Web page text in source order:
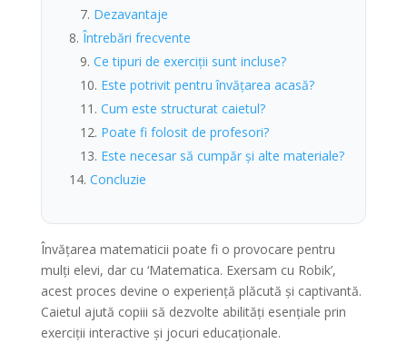
Dezavantaje
Întrebări frecvente
Ce tipuri de exerciții sunt incluse?
Este potrivit pentru învățarea acasă?
Cum este structurat caietul?
Poate fi folosit de profesori?
Este necesar să cumpăr și alte materiale?
Concluzie
Învățarea matematicii poate fi o provocare pentru
mulți elevi, dar cu ‘Matematica. Exersam cu Robik’,
acest proces devine o experiență plăcută și captivantă.
Caietul ajută copiii să dezvolte abilități esențiale prin
exerciții interactive și jocuri educaționale.